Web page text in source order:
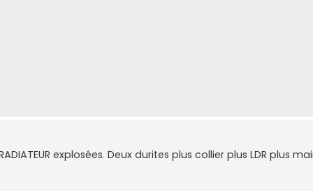
explosées. Deux durites plus collier plus LDR plus